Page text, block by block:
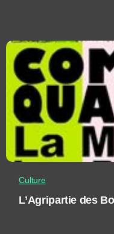
Culture
L’Agripartie des